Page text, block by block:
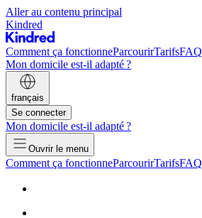
Aller au contenu principal
Kindred
Comment ça fonctionneParcourirTarifsFAQ
Mon domicile est-il adapté ?
français
Se connecter
Mon domicile est-il adapté ?
Ouvrir le menu
Comment ça fonctionneParcourirTarifsFAQ